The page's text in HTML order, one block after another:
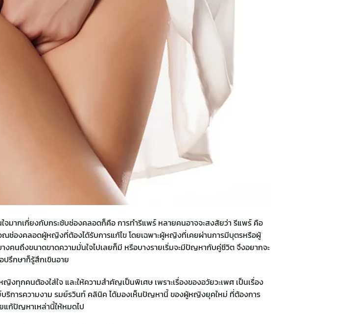
มากเกี่ยงกับกระชับช่องคลอดก็คือ การทำรีแพร์ หลายคนอาจจะสงสัยว่า รีแพร์ คือ
ช่องคลอดผู้หญิงที่ต้องได้รับการแก้ไข โดยเฉพาะผู้หญิงที่เคยผ่านการมีบุตรหรือผู้
นถึงขนาดขาดความมั่นใจไปเลยก็มี หรือบางรายเริ่มจะมีปัญหากับคู่ชีวิต จึงอยากจะ
ปรึกษาก็รู้สึกเขินอาย
ทุกคนต้องใส่ใจ และให้ความสำคัญเป็นพิเศษ เพราะเรื่องของอวัยวะเพศ เป็นเรื่อง
ริการความงาม รมย์รวินท์ คลินิค ได้มองเห็นปัญหานี้ ของผู้หญิงยุคใหม่ ที่ต้องการ
แก้ปัญหาเหล่านี้ให้หมดไป